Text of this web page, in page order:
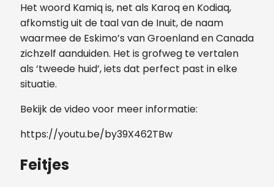
Het woord Kamiq is, net als Karoq en Kodiaq,
afkomstig uit de taal van de Inuit, de naam
waarmee de Eskimo’s van Groenland en Canada
zichzelf aanduiden. Het is grofweg te vertalen
als ‘tweede huid’, iets dat perfect past in elke
situatie.
Bekijk de video voor meer informatie:
https://youtu.be/by39X462TBw
Feitjes